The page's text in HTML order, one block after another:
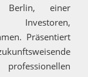
Berlin, einer
Präsentiert